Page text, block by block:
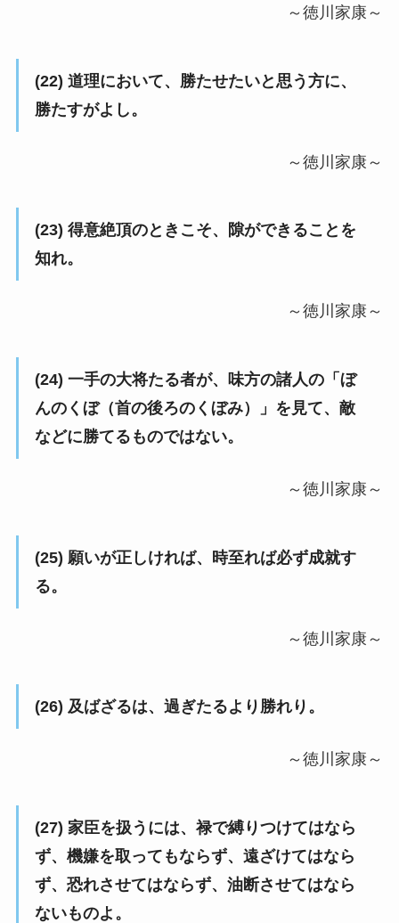
～徳川家康～
(22) 道理において、勝たせたいと思う方に、
勝たすがよし。
～徳川家康～
(23) 得意絶頂のときこそ、隙ができることを
知れ。
～徳川家康～
(24) 一手の大将たる者が、味方の諸人の「ぼ
んのくぼ（首の後ろのくぼみ）」を見て、敵
などに勝てるものではない。
～徳川家康～
(25) 願いが正しければ、時至れば必ず成就す
る。
～徳川家康～
(26) 及ばざるは、過ぎたるより勝れり。
～徳川家康～
(27) 家臣を扱うには、禄で縛りつけてはなら
ず、機嫌を取ってもならず、遠ざけてはなら
ず、恐れさせてはならず、油断させてはなら
ないものよ。